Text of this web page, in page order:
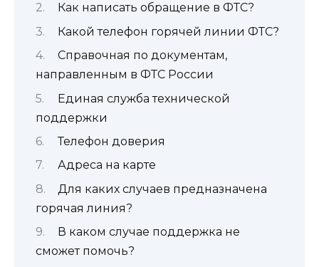
Как написать обращение в ФТС?
Какой телефон горячей линии ФТС?
Справочная по документам,
направленным в ФТС России
Единая служба технической
поддержки
Телефон доверия
Адреса на карте
Для каких случаев предназначена
горячая линия?
В каком случае поддержка не
сможет помочь?